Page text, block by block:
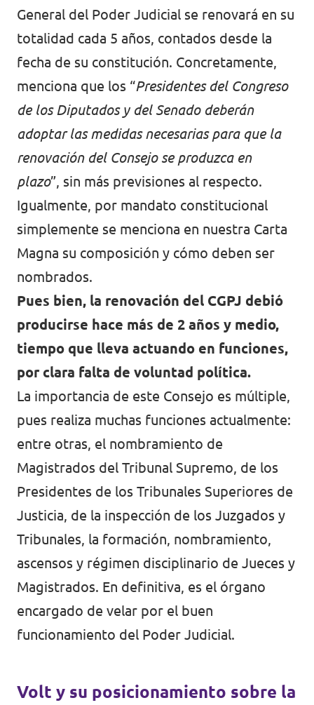
General del Poder Judicial se renovará en su
totalidad cada 5 años, contados desde la
fecha de su constitución. Concretamente,
menciona que los “Presidentes del Congreso
de los Diputados y del Senado deberán
adoptar las medidas necesarias para que la
renovación del Consejo se produzca en
plazo”, sin más previsiones al respecto.
Igualmente, por mandato constitucional
simplemente se menciona en nuestra Carta
Magna su composición y cómo deben ser
nombrados.
Pues bien, la renovación del CGPJ debió
producirse hace más de 2 años y medio,
tiempo que lleva actuando en funciones,
por clara falta de voluntad política.
La importancia de este Consejo es múltiple,
pues realiza muchas funciones actualmente:
entre otras, el nombramiento de
Magistrados del Tribunal Supremo, de los
Presidentes de los Tribunales Superiores de
Justicia, de la inspección de los Juzgados y
Tribunales, la formación, nombramiento,
ascensos y régimen disciplinario de Jueces y
Magistrados. En definitiva, es el órgano
encargado de velar por el buen
funcionamiento del Poder Judicial.
Volt y su posicionamiento sobre la